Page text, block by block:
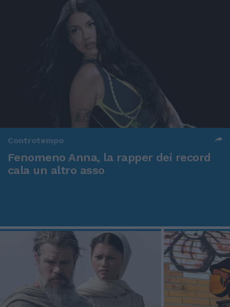
Controtempo
Fenomeno Anna, la rapper dei record
cala un altro asso